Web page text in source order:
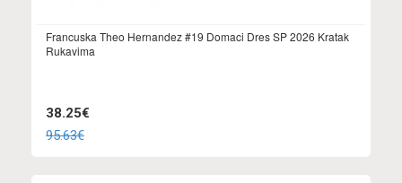
Francuska Theo Hernandez #19 Domaci Dres SP 2026 Kratak
Rukavima
38.25€
95.63€